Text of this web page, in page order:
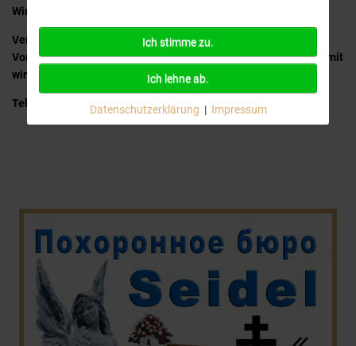
Wir beraten Sie gerne und unverbindlich.
Vereinbaren Sie einen Termin für ein kostenloses
Vorsorgegespräch bei uns im Büro oder bei Ihnen zu Hause, damit
wir Ihnen detaillierte Informationen geben können.
Telefon: +49 (0)30 499 180 60
Ich stimme zu.
Ich lehne ab.
Datenschutzerklärung | Impressum